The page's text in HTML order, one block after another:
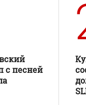
с песней